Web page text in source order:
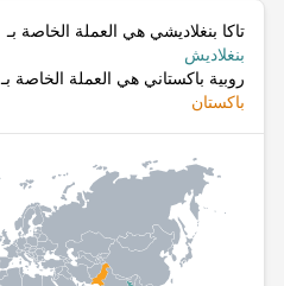
تاكا بنغلاديشي هي العملة الخاصة بـ
بنغلاديش
روبية باكستاني هي العملة الخاصة بـ
باكستان